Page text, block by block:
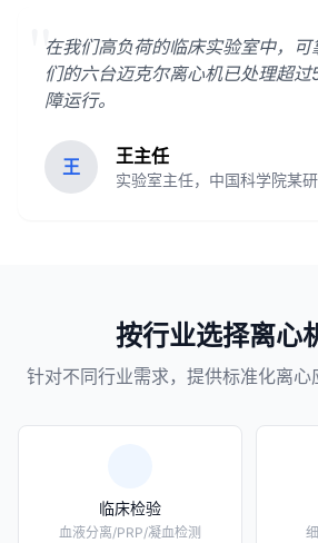
"
在我们高负荷的临床实验室中，
们的六台迈克尔离心机已处理超
障运行。
王 王主任
实验室主任，中国科学院某
按行业选择离心
针对不同行业需求，提供标准化离
临床检验
血液分离/PRP/凝血检测